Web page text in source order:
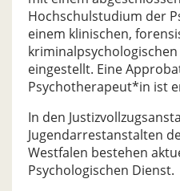
Hochschulstudium der
einem klinischen,
eingestellt. Eine
Psychotherapeut*in ist
In den
Jugendarrestanstalten
Westfalen bestehen
Psychologischen Dienst.